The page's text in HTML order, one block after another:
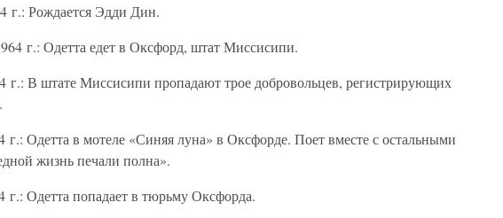
г.: Рождается Эдди Дин.
г.: Одетта едет в Оксфорд, штат Миссисипи.
г.: В штате Миссисипи пропадают трое добровольцев, регистрирующих
г.: Одетта в мотеле «Синяя луна» в Оксфорде. Поет вместе с остальными
жизнь печали полна».
г.: Одетта попадает в тюрьму Оксфорда.